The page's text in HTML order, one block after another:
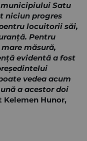
Satu
niciun progres
locuitorii săi,
Pentru
măsură,
evidentă a fost
vedea acum
a acestor doi
Kelemen Hunor,